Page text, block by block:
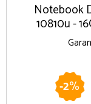
Notebook
10810u -
-2%